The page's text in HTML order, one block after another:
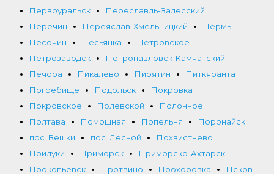
Первоуральск
Переславль-Залесский
Перечин
Переяслав-Хмельницкий
Пермь
Песочин
Песьянка
Петровское
Петрозаводск
Петропавловск-Камчатский
Печора
Пикалево Пирятин
Питкяранта
Погребище
Подольск
Покровка
Покровское
Полевской
Полонное
Полтава
Помошная Попельня
Поронайск
пос. Вешки
пос. Лесной
Похвистнево
Прилуки
Приморск
Приморско-Ахтарск
Прокопьевск
Протвино Прохоровка Псков